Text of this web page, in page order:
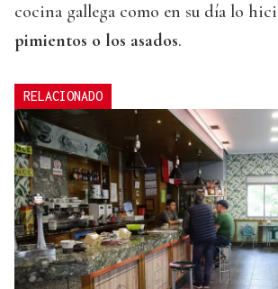
cocina gallega como en su día lo
pimientos o los asados.
RELACIONADO